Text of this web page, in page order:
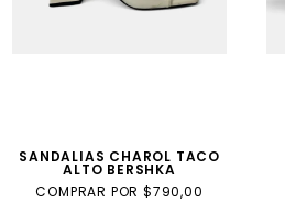
SANDALIAS CHAROL TACO
ALTO BERSHKA
COMPRAR POR $790,00